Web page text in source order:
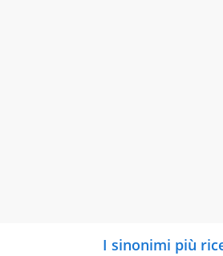
I sinonimi più